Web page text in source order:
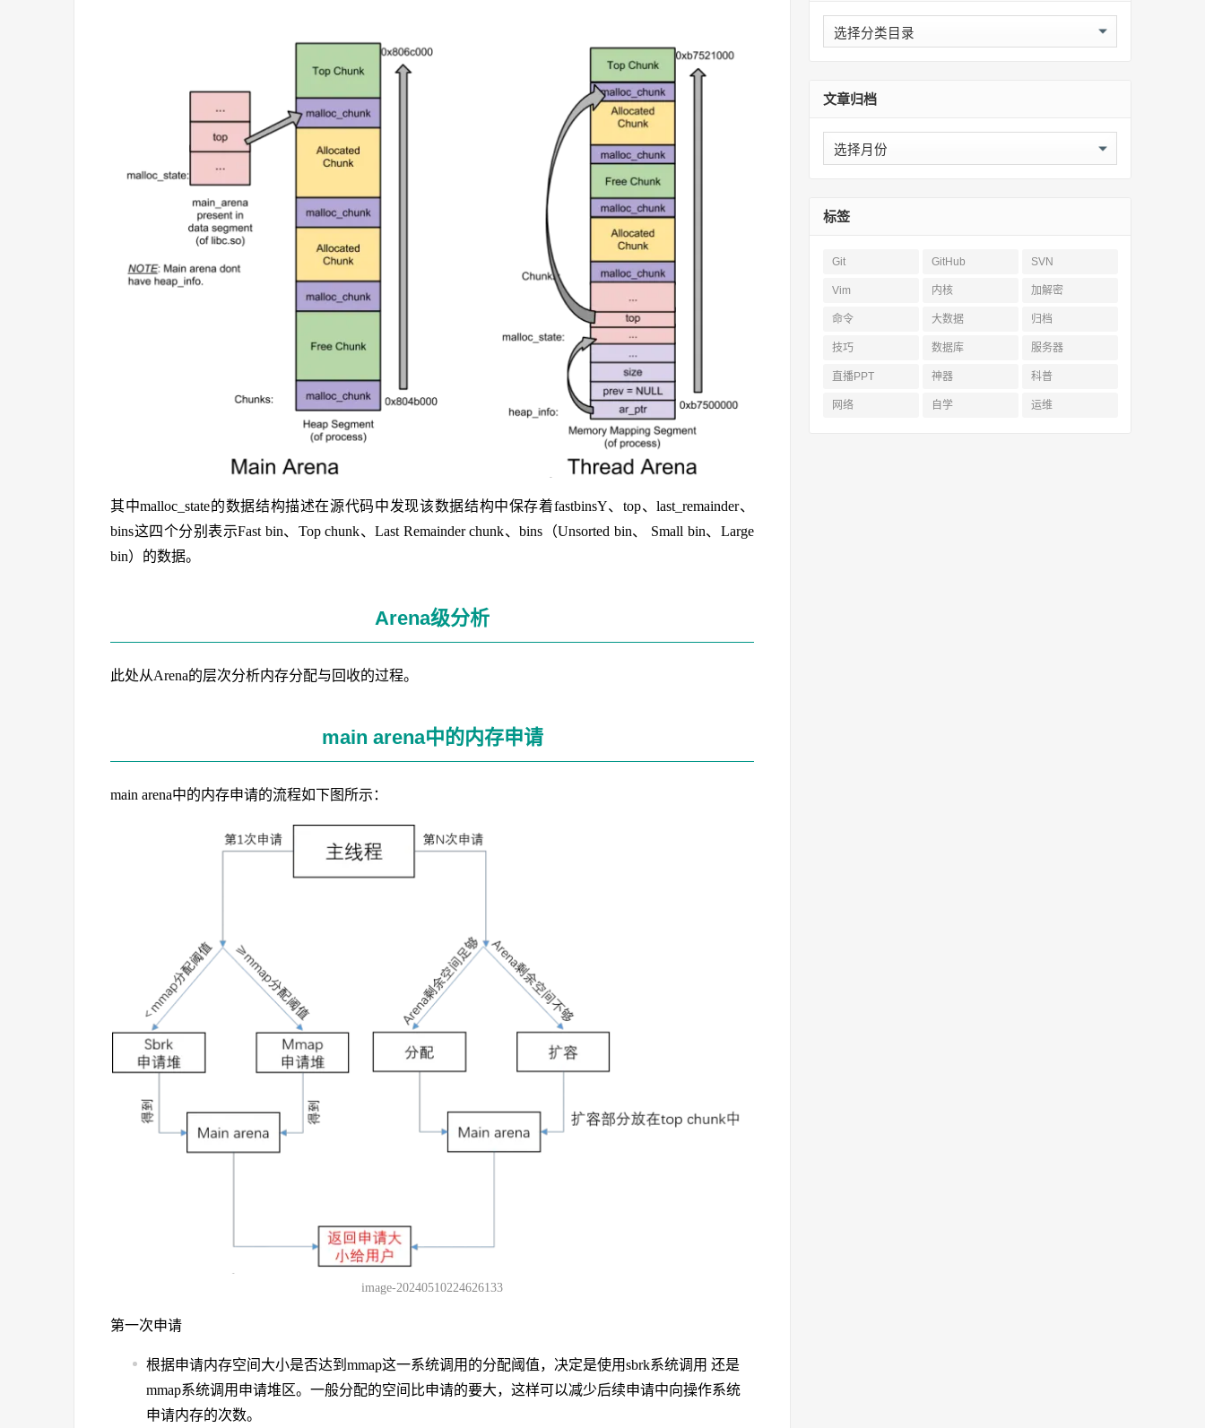
其中malloc_state的数据结构描述在源代码中发现该数据结构中保存着fastbinsY、top、last_remainder、
bins这四个分别表示Fast bin、Top chunk、Last Remainder chunk、bins（Unsorted bin、 Small bin、Large
bin）的数据。
Arena级分析
此处从Arena的层次分析内存分配与回收的过程。
main arena中的内存申请
main arena中的内存申请的流程如下图所示：
image-20240510224626133
第一次申请
根据申请内存空间大小是否达到mmap这一系统调用的分配阈值，决定是使用sbrk系统调用 还是
mmap系统调用申请堆区。一般分配的空间比申请的要大，这样可以减少后续申请中向操作系统
申请内存的次数。
分
类
文章归档
文
章
标签
Git GitHub SVN
Vim 内核 加解密
命令 大数据 归档
技巧 数据库 服务器
直播PPT 神器 科普
网络 自学 运维